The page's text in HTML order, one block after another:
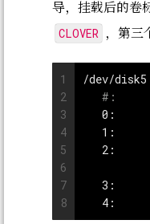
导，挂载后的卷
CLOVER ，第三
1
2
3
4
5
6
7
8
/dev/
#:
0:
1:
2:
3:
4: